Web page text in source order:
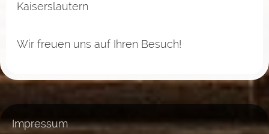
Kaiserslautern
Wir freuen uns auf Ihren Besuch!
Impressum